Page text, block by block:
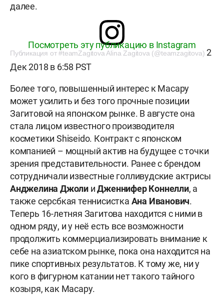
далее.
Посмотреть эту публикацию в Instagram
Публикация от #teamZagitova Alina Zagitova (@teamzagitova) 2
Дек 2018 в 6:58 PST
Более того, повышенный интерес к Масару
может усилить и без того прочные позиции
Загитовой на японском рынке. В августе она
стала лицом известного производителя
косметики Shiseido. Контракт с японском
компанией – мощный актив на будущее с точки
зрения представительности. Ранее с брендом
сотрудничали известные голливудские актрисы
Анджелина Джоли иДженниферКоннелли, а
также серсбкая теннисистка Ана Иванович.
Теперь 16-летняя Загитова находится с ними в
одном ряду, и у неё есть все возможности
продолжить коммерциализировать внимание к
себе на азиатском рынке, пока она находится на
пике спортивных результатов. К тому же, ни у
кого в фигурном катании нет такого тайного
козыря, как Масару.